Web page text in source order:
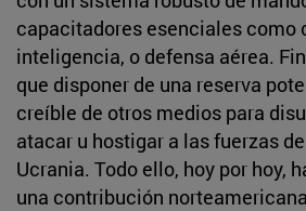
capacitadores esenciales como
inteligencia, o defensa aérea.
que disponer de una reserva
creíble de otros medios para
atacar u hostigar a las fuerzas
Ucrania. Todo ello, hoy por hoy,
una contribución